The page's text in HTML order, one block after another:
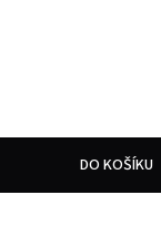
DO KOŠÍKU